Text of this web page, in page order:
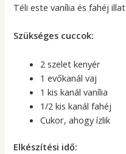
Téli este vanília és fahéj
Szükséges cuccok:
2 szelet kenyér
1 evőkanál vaj
1 kis kanál vanília
1/2 kis kanál fahéj
Cukor, ahogy ízlik
Elkészítési idő: